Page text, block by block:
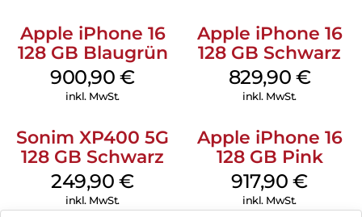
Apple iPhone 16
128 GB Blaugrün
900,90€
inkl. MwSt.
Apple iPhone 16
128 GB Schwarz
829,90 €
inkl. MwSt.
Sonim XP400 5G
128 GB Schwarz
249,90€
inkl. MwSt.
Apple iPhone 16
128 GB Pink
917,90€
inkl. MwSt.